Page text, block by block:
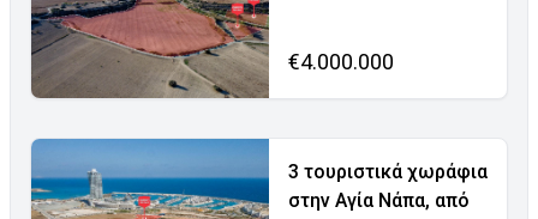
€4.000.000
3 τουριστικά χωράφια
στην Αγία Νάπα, από